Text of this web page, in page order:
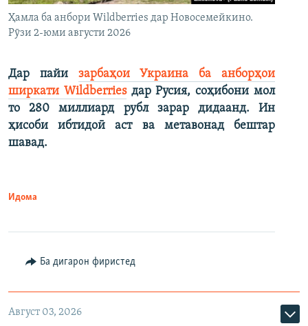
Ҳамла ба анбори Wildberries дар Новосемейкино.
Рӯзи 2-юми августи 2026
Дар пайи зарбаҳои Украина ба анборҳои
ширкати Wildberriesдар Русия, соҳибони мол
то 280 миллиард рубл зарар дидаанд. Ин
ҳисоби ибтидоӣ аст ва метавонад бештар
шавад.
Идома
Ба дигарон фиристед
Август 03, 2026